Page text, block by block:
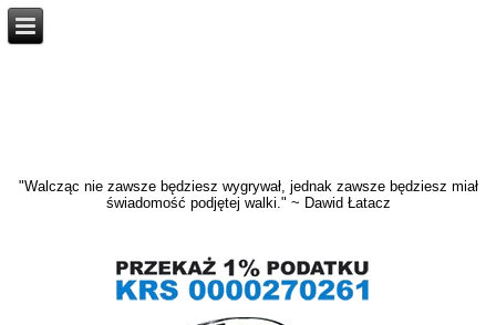
"Walcząc nie zawsze będziesz wygrywał, jednak zawsze będziesz miał
świadomość podjętej walki." ~ Dawid Łatacz